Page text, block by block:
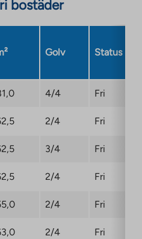
bostäder
Golv Status
4/4 Fri
2/4 Fri
3/4 Fri
2/4 Fri
2/4 Fri
2/4 Fri